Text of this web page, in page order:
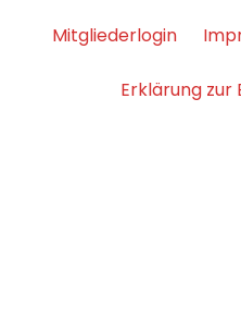
Mitgliederlogin
Erklärung